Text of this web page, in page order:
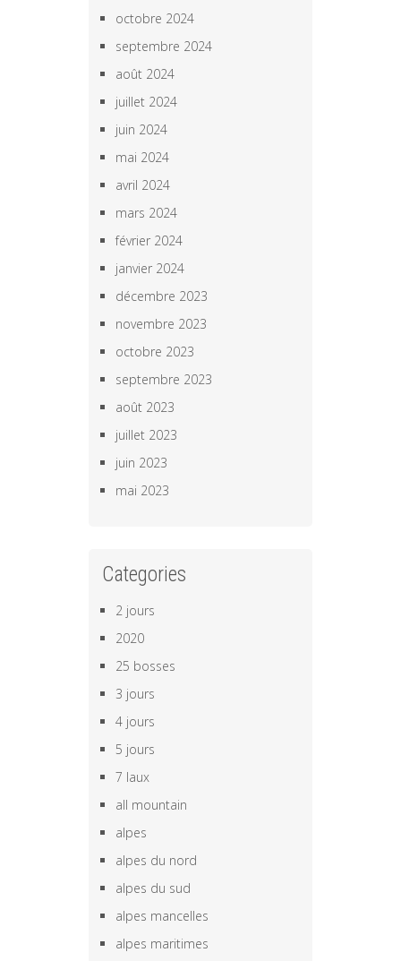
octobre 2024
septembre 2024
août 2024
juillet 2024
juin 2024
mai 2024
avril 2024
mars 2024
février 2024
janvier 2024
décembre 2023
novembre 2023
octobre 2023
septembre 2023
août 2023
juillet 2023
juin 2023
mai 2023
Categories
2 jours
2020
25 bosses
3 jours
4 jours
5 jours
7 laux
all mountain
alpes
alpes du nord
alpes du sud
alpes mancelles
alpes maritimes